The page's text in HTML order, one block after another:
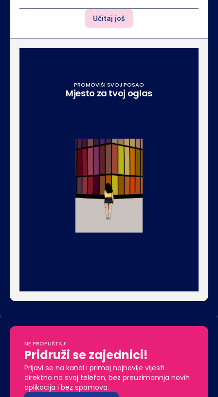
Učitaj još
PROMOVIŠI SVOJ POSAO
Mjesto za tvoj oglas
NE PROPUŠTAJ!
Pridruži se zajednici!
Prijavi se na kanal i primaj najnovije vijesti
direktno na svoj telefon, bez preuzimannja novih
aplikacija i bez spamova.